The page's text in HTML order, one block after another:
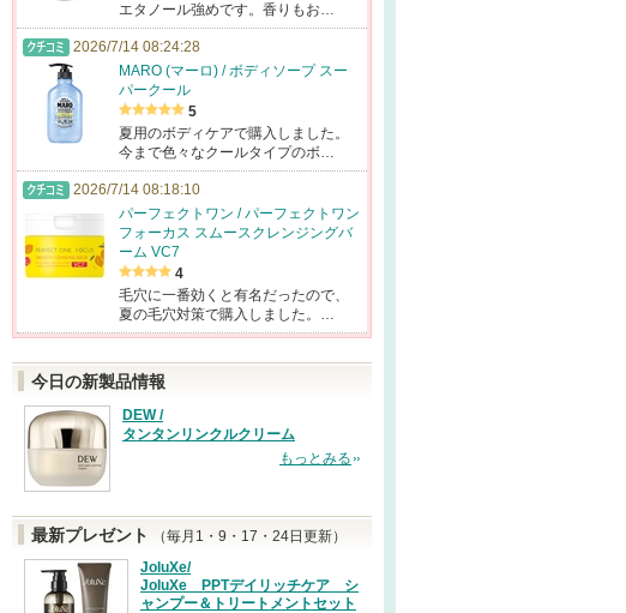
エタノール強めです。香りもお…
2026/7/14 08:24:28
MARO (マーロ) / ボディソープ スー
パークール
5
夏用のボディケアで購入しました。
今まで色々なクールタイプのボ…
2026/7/14 08:18:10
パーフェクトワン / パーフェクトワン
フォーカス スムースクレンジングバ
ーム VC7
4
毛穴に一番効くと有名だったので、
夏の毛穴対策で購入しました。…
今日の新製品情報
DEW /
タンタンリンクルクリーム
もっとみる
最新プレゼント
（毎月1・9・17・24日更新）
JoluXe/
JoluXe PPTデイリッチケア シ
ャンプー＆トリートメントセット